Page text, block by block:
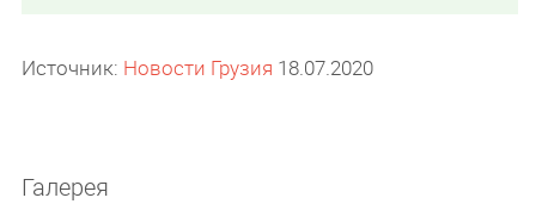
Источник: Новости Грузия 18.07.2020
Галерея